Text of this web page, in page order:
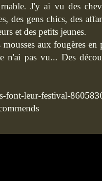
J'y ai vu des
des gens chics, des
et des petits jeunes.
aux fougères en
n'ai pas vu... Des
font-leur-festival-8